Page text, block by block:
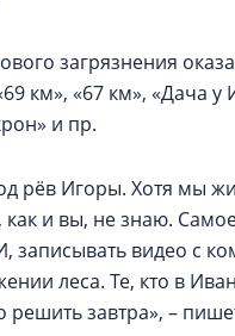
загрязнения
км», «67 км», «Дача у
и пр.
рёв Игоры. Хотя мы
как и вы, не знаю.
видео с
леса. Те, кто в
завтра», –